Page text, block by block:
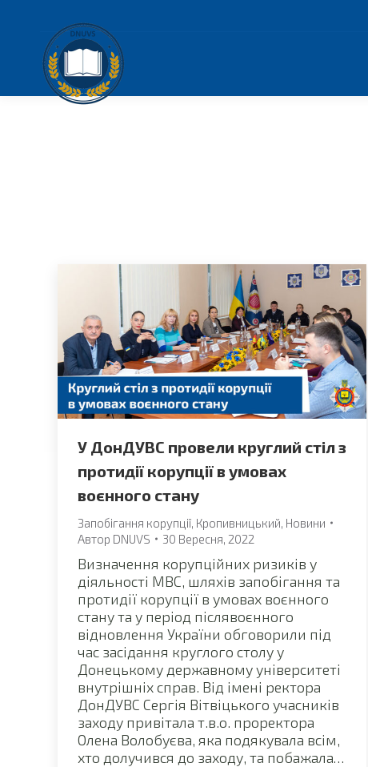
У ДонДУВС провели круглий стіл з
протидії корупції в умовах
воєнного стану
Запобігання корупції, Кропивницький, Новини
Автор DNUVS 30 Вересня, 2022
Визначення корупційних ризиків у
діяльності МВС, шляхів запобігання та
протидії корупції в умовах воєнного
стану та у період післявоєнного
відновлення України обговорили під
час засідання круглого столу у
Донецькому державному університеті
внутрішніх справ. Від імені ректора
ДонДУВС Сергія Вітвіцького учасників
заходу привітала т.в.о. проректора
Олена Волобуєва, яка подякувала всім,
хто долучився до заходу, та побажала…